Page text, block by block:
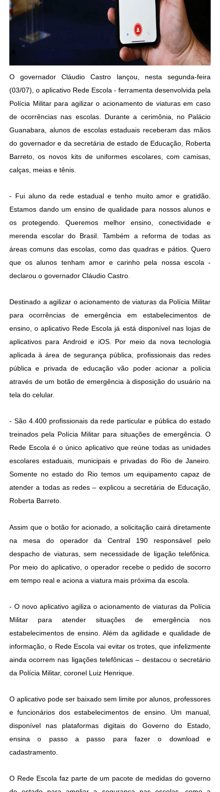
O governador Cláudio Castro lançou, nesta segunda-feira
(03/07), o aplicativo Rede Escola - ferramenta desenvolvida pela
Polícia Militar para agilizar o acionamento de viaturas em caso
de ocorrências nas escolas. Durante a cerimônia, no Palácio
Guanabara, alunos de escolas estaduais receberam das mãos
do governador e da secretária de estado de Educação, Roberta
Barreto, os novos kits de uniformes escolares, com camisas,
calças, meias e tênis.
- Fui aluno da rede estadual e tenho muito amor e gratidão.
Estamos dando um ensino de qualidade para nossos alunos e
os protegendo. Queremos melhor ensino, conectividade e
merenda escolar do Brasil. Também a reforma de todas as
áreas comuns das escolas, como das quadras e pátios. Quero
que os alunos tenham amor e carinho pela nossa escola -
declarou o governador Cláudio Castro.
Destinado a agilizar o acionamento de viaturas da Polícia Militar
para ocorrências de emergência em estabelecimentos de
ensino, o aplicativo Rede Escola já está disponível nas lojas de
aplicativos para Android e iOS. Por meio da nova tecnologia
aplicada à área de segurança pública, profissionais das redes
pública e privada de educação vão poder acionar a polícia
através de um botão de emergência à disposição do usuário na
tela do celular.
- São 4.400 profissionais da rede particular e pública do estado
treinados pela Polícia Militar para situações de emergência. O
Rede Escola é o único aplicativo que reúne todas as unidades
escolares estaduais, municipais e privadas do Rio de Janeiro.
Somente no estado do Rio temos um equipamento capaz de
atender a todas as redes – explicou a secretária de Educação,
Roberta Barreto.
Assim que o botão for acionado, a solicitação cairá diretamente
na mesa do operador da Central 190 responsável pelo
despacho de viaturas, sem necessidade de ligação telefônica.
Por meio do aplicativo, o operador recebe o pedido de socorro
em tempo real e aciona a viatura mais próxima da escola.
- O novo aplicativo agiliza o acionamento de viaturas da Polícia
Militar para atender situações de emergência nos
estabelecimentos de ensino. Além da agilidade e qualidade de
informação, o Rede Escola vai evitar os trotes, que infelizmente
ainda ocorrem nas ligações telefônicas – destacou o secretário
da Polícia Militar, coronel Luiz Henrique.
O aplicativo pode ser baixado sem limite por alunos, professores
e funcionários dos estabelecimentos de ensino. Um manual,
disponível nas plataformas digitais do Governo do Estado,
ensina o passo a passo para fazer o download e
cadastramento.
O Rede Escola faz parte de um pacote de medidas do governo